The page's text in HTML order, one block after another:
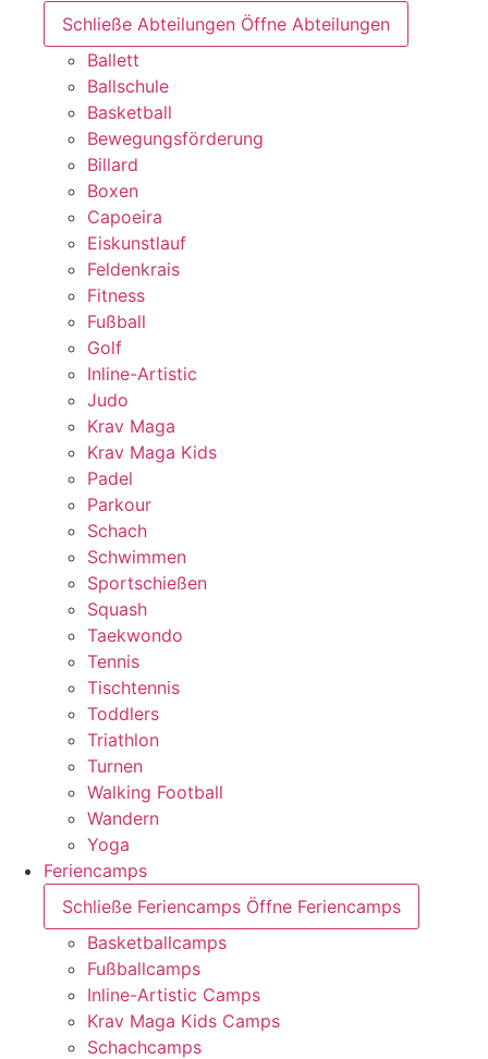
Schließe Abteilungen Öffne Abteilungen
Ballett
Ballschule
Basketball
Bewegungsförderung
Billard
Boxen
Capoeira
Eiskunstlauf
Feldenkrais
Fitness
Fußball
Golf
Inline-Artistic
Judo
Krav Maga
Krav Maga Kids
Padel
Parkour
Schach
Schwimmen
Sportschießen
Squash
Taekwondo
Tennis
Tischtennis
Toddlers
Triathlon
Turnen
Walking Football
Wandern
Yoga
Feriencamps
Schließe Feriencamps Öffne Feriencamps
Basketballcamps
Fußballcamps
Inline-Artistic Camps
Krav Maga Kids Camps
Schachcamps